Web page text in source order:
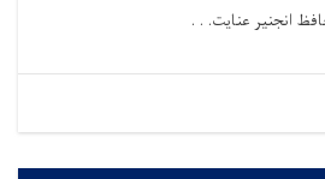
انجنیر عنایت. . .